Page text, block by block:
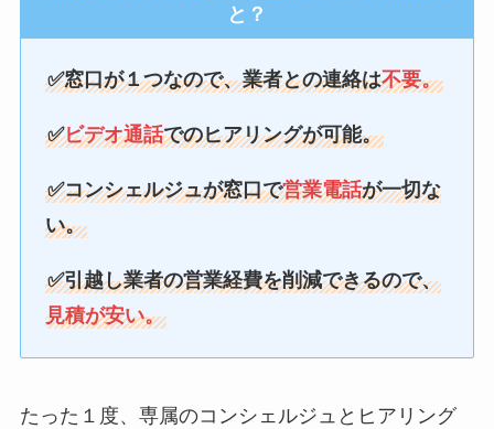
と？
✅窓口が１つなので、業者との連絡は不要。
✅ビデオ通話でのヒアリングが可能。
✅コンシェルジュが窓口で営業電話が一切な
い。
✅引越し業者の営業経費を削減できるので、
見積が安い。
たった１度、専属のコンシェルジュとヒアリング